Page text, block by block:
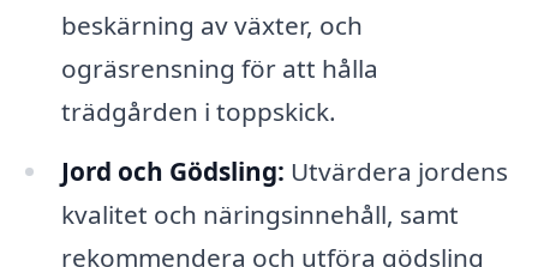
beskärning av växter, och
ogräsrensning för att hålla
trädgården i toppskick.
Jord och Gödsling: Utvärdera jordens
kvalitet och näringsinnehåll, samt
rekommendera och utföra gödsling